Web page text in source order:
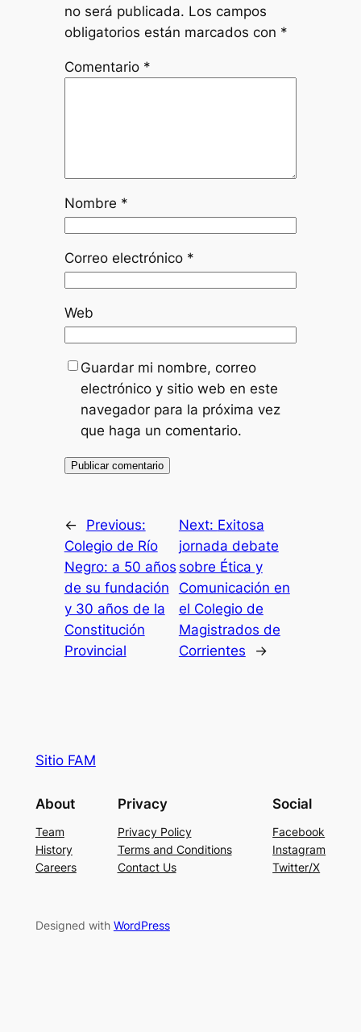
no será publicada. Los campos
obligatorios están marcados con *
Comentario *
Nombre *
Correo electrónico *
Web
Guardar mi nombre, correo
electrónico y sitio web en este
navegador para la próxima vez
que haga un comentario.
←
Previous:
Colegio de Río
Negro: a 50 años
de su fundación
y 30 años de la
Constitución
Provincial
Next: Exitosa
jornada debate
sobre Ética y
Comunicación en
el Colegio de
Magistrados de
Corrientes
→
Sitio FAM
About
Team
History
Careers
Privacy
Privacy Policy
Terms and Conditions
Contact Us
Social
Facebook
Instagram
Twitter/X
Designed with WordPress